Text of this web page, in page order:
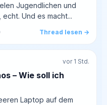
Jugendlichen und
Und es macht...
Thread lesen →
vor 1 Std.
– Wie soll ich
Laptop auf dem